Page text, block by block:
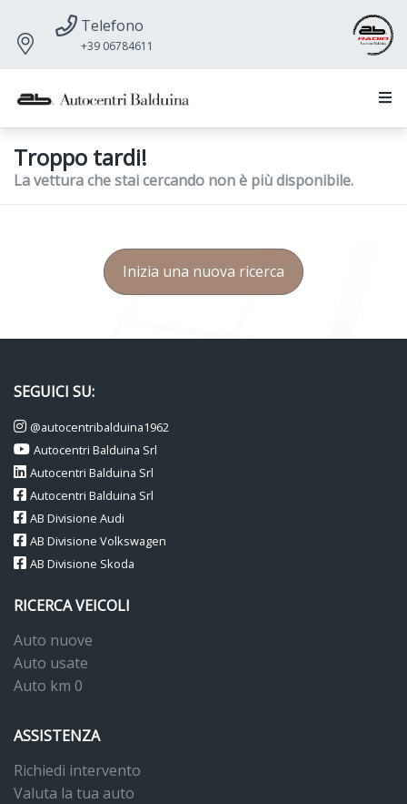
Telefono
+39 06784611
Troppo tardi!
La vettura che stai cercando non è più disponibile.
Inizia una nuova ricerca
SEGUICI SU:
@autocentribalduina1962
Autocentri Balduina Srl
Autocentri Balduina Srl
Autocentri Balduina Srl
AB Divisione Audi
AB Divisione Volkswagen
AB Divisione Skoda
RICERCA VEICOLI
Auto nuove
Auto usate
Auto km 0
ASSISTENZA
Richiedi intervento
Valuta la tua auto